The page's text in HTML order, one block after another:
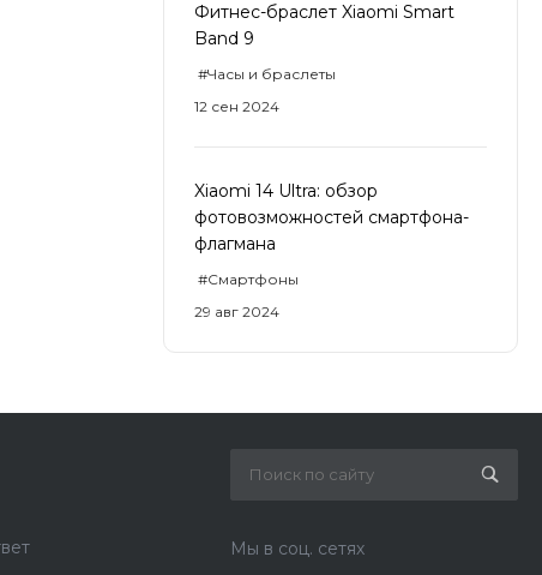
Фитнес-браслет Xiaomi Smart
Band 9
#Часы и браслеты
12 сен 2024
Xiaomi 14 Ultra: обзор
фотовозможностей смартфона-
флагмана
#Смартфоны
29 авг 2024
Мы в соц. сетях